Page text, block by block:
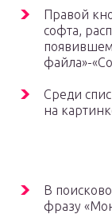
Правой
софта,
файла»-
Среди
на
В
фразу